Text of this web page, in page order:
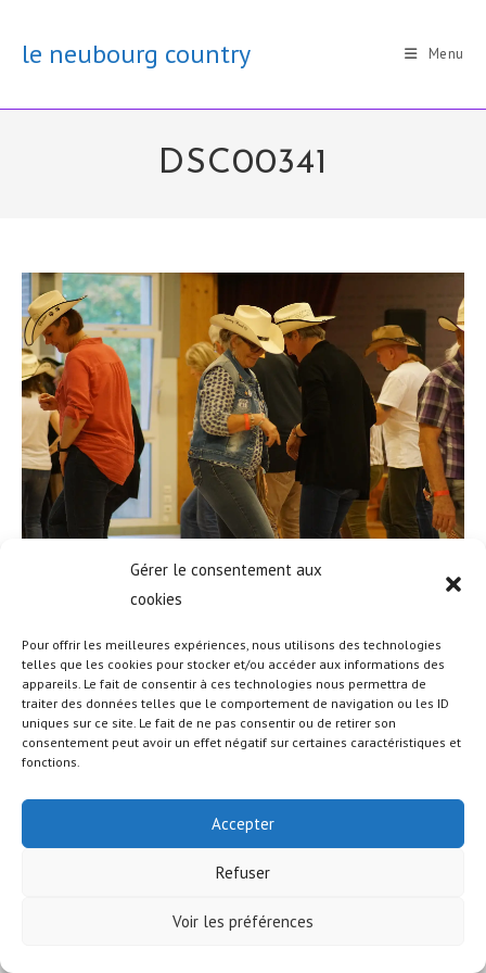
Gérer le consentement aux
cookies
Pour offrir les meilleures expériences, nous utilisons des technologies
telles que les cookies pour stocker et/ou accéder aux informations des
appareils. Le fait de consentir à ces technologies nous permettra de
traiter des données telles que le comportement de navigation ou les ID
uniques sur ce site. Le fait de ne pas consentir ou de retirer son
consentement peut avoir un effet négatif sur certaines caractéristiques et
fonctions.
Accepter
Refuser
Voir les préférences
contentle neubourg country Menu
DSC00341
© COPYRIGHT - OCEANWP THEME BY NICK